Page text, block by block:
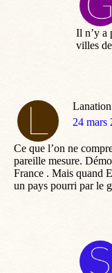
Il n’y a
villes
Lanation
dit
24 mars
Ce que l’on ne
pareille mesure.
France . Mais quand
un pays pourri par le